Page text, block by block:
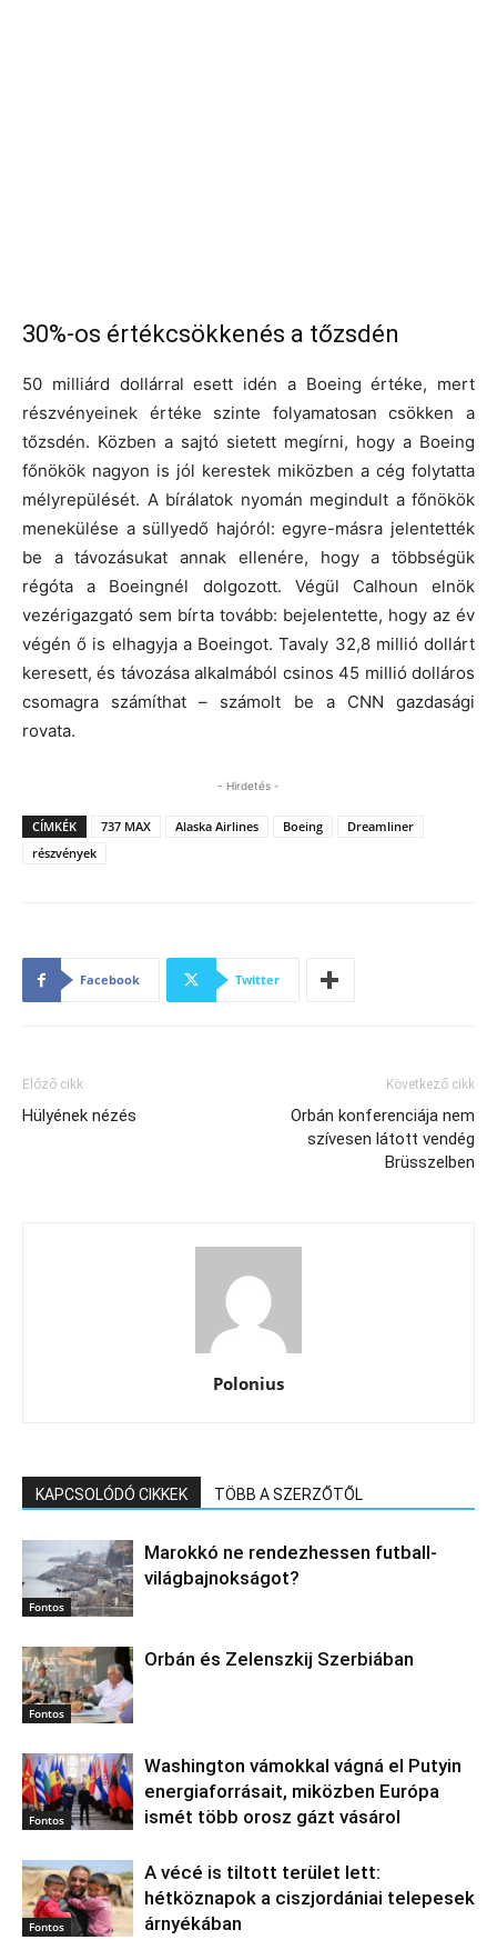
30%-os értékcsökkenés a tőzsdén
50 milliárd dollárral esett idén a Boeing értéke, mert
részvényeinek értéke szinte folyamatosan csökken a
tőzsdén. Közben a sajtó sietett megírni, hogy a Boeing
főnökök nagyon is jól kerestek miközben a cég folytatta
mélyrepülését. A bírálatok nyomán megindult a főnökök
menekülése a süllyedő hajóról: egyre-másra jelentették
be a távozásukat annak ellenére, hogy a többségük
régóta a Boeingnél dolgozott. Végül Calhoun elnök
vezérigazgató sem bírta tovább: bejelentette, hogy az év
végén ő is elhagyja a Boeingot. Tavaly 32,8 millió dollárt
keresett, és távozása alkalmából csinos 45 millió dolláros
csomagra számíthat – számolt be a CNN gazdasági
rovata.
- Hirdetés -
CÍMKÉK 737 MAX Alaska Airlines Boeing
Dreamliner
részvények
Facebook Twitter
Előző cikk
Hülyének nézés
Következő cikk
Orbán konferenciája nem
szívesen látott vendég
Brüsszelben
Polonius
KAPCSOLÓDÓ CIKKEK TÖBB A SZERZŐTŐL
Fontos
Marokkó ne rendezhessen futball-
világbajnokságot?
Fontos
Orbán és Zelenszkij Szerbiában
Fontos
Washington vámokkal vágná el Putyin
energiaforrásait, miközben Európa
ismét több orosz gázt vásárol
Fontos
A vécé is tiltott terület lett:
hétköznapok a ciszjordániai telepesek
árnyékában